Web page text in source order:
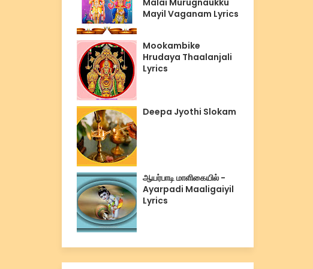
Malai Murugnaukku
Mayil Vaganam Lyrics
Mookambike
Hrudaya Thaalanjali
Lyrics
Deepa Jyothi Slokam
ஆயர்பாடி மாளிகையில் -
Ayarpadi Maaligaiyil
Lyrics